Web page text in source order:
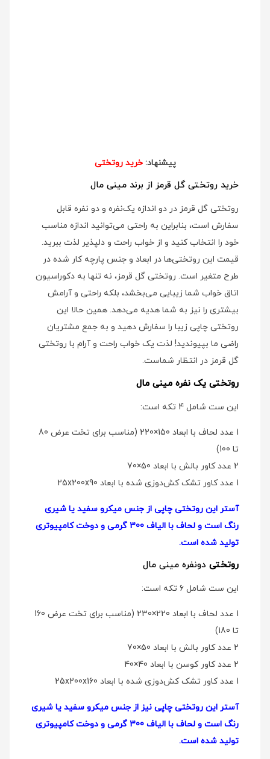
پیشنهاد:خرید روتختی
خرید روتختی گل قرمز از برند مینی مال
روتختی گل قرمز در دو اندازه یک‌نفره و دو نفره قابل
سفارش است، بنابراین به راحتی می‌توانید اندازه مناسب
خود را انتخاب کنید و از خواب راحت و دلپذیر لذت ببرید.
قیمت این روتختی‌ها در ابعاد و جنس پارچه کار شده در
طرح متغیر است. روتختی گل قرمز، نه تنها به دکوراسیون
اتاق خواب شما زیبایی می‌بخشد، بلکه راحتی و آرامش
بیشتری را نیز به شما هدیه می‌دهد. همین حالا این
روتختی چاپی زیبا را سفارش دهید و به جمع مشتریان
راضی ما بپیوندید! لذت یک خواب راحت و آرام با روتختی
گل قرمز در انتظار شماست.
روتختی یک نفره مینی مال
این ست شامل 4 تکه است:
1 عدد لحاف با ابعاد 150×220 (مناسب برای تخت عرض 80
تا 100)
2 عدد کاور بالش با ابعاد 50×70
1 عدد کاور تشک کش‌دوزی شده با ابعاد 25x200x90
آستر این روتختی چاپی از جنس میکرو سفید یا شیری
رنگ است و لحاف با الیاف 300 گرمی و دوخت کامپیوتری
تولید شده است.
روتختی دو‌نفره مینی مال
این ست شامل 6 تکه است:
1 عدد لحاف با ابعاد 220×230 (مناسب برای تخت عرض 160
تا 180)
2 عدد کاور بالش با ابعاد 50×70
2 عدد کاور کوسن با ابعاد 40×40
1 عدد کاور تشک کش‌دوزی شده با ابعاد 25x200x160
آستر این روتختی چاپی نیز از جنس میکرو سفید یا شیری
رنگ است و لحاف با الیاف 300 گرمی و دوخت کامپیوتری
تولید شده است.